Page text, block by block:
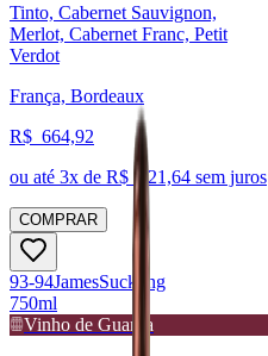
Tinto, Cabernet Sauvignon,
Merlot, Cabernet Franc, Petit
Verdot
França, Bordeaux
R$ 664,92
ou até 3x de R$ 221,64 sem juros
COMPRAR
93-94JamesSuckling
750ml
Vinho de Guarda